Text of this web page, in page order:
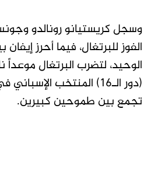
وسجل كريستيانو رونالدو
الفوز للبرتغال، فيما أحرز
الوحيد، لتضرب البرتغال موعداً
(دور الـ16) المنتخب
تجمع بين طموحين كبيرين.